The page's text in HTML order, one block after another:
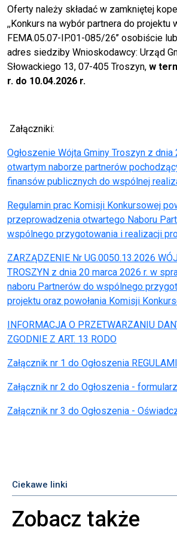
Oferty należy składać w zamkniętej
,,Konkurs na wybór partnera do projektu
FEMA.05.07-IP.01-085/26’’ osobiście
adres siedziby Wnioskodawcy: Urząd
Słowackiego 13, 07-405 Troszyn, w
r. do 10.04.2026 r.
Załączniki:
Ogłoszenie Wójta Gminy Troszyn z dnia
otwartym naborze partnerów
finansów publicznych do wspólnej
Regulamin prac Komisji Konkursowej
przeprowadzenia otwartego Naboru
wspólnego przygotowania i realizacji
ZARZĄDZENIE Nr UG.0050.13.2026
TROSZYN z dnia 20 marca 2026 r. w
naboru Partnerów do wspólnego
projektu oraz powołania Komisji
INFORMACJA O PRZETWARZANIU
ZGODNIE Z ART. 13 RODO
Załącznik nr 1 do Ogłoszenia
Załącznik nr 2 do Ogłoszenia - formularz
Załącznik nr 3 do Ogłoszenia -
Ciekawe linki
Zobacz także